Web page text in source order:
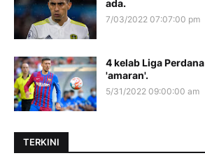
ada.
7/03/2022 07:07:00 pm
4 kelab Liga
'amaran'.
5/31/2022 09:00:00 am
TERKINI